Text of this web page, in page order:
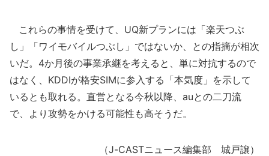
これらの事情を受けて、UQ新プランには「楽天つぶ
し」「ワイモバイルつぶし」ではないか、との指摘が相次
いだ。4か月後の事業承継を考えると、単に対抗するので
はなく、KDDIが格安SIMに参入する「本気度」を示して
いるとも取れる。直営となる今秋以降、auとの二刀流
で、より攻勢をかける可能性も高そうだ。
（J-CASTニュース編集部 城戸譲）